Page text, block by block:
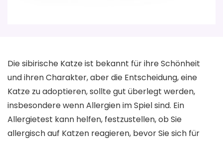
Die sibirische Katze ist bekannt für ihre Schönheit
und ihren Charakter, aber die Entscheidung, eine
Katze zu adoptieren, sollte gut überlegt werden,
insbesondere wenn Allergien im Spiel sind. Ein
Allergietest kann helfen, festzustellen, ob Sie
allergisch auf Katzen reagieren, bevor Sie sich für